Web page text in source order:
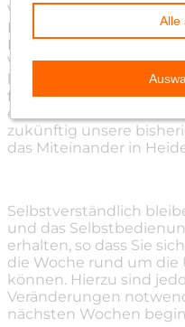
Viele unserer Kunden
Finanzgeschäfte unsere
Hansastraße 86 bei
Versorgung mit allen
liegt uns auch im Ortteil
freuen uns, dass wir mit
einen attraktiven
zukünftig unsere
das Miteinander in
Selbstverständlich
und das
erhalten, so dass Sie
die Woche rund um die
können. Hierzu sind
Veränderungen
nächsten Wochen